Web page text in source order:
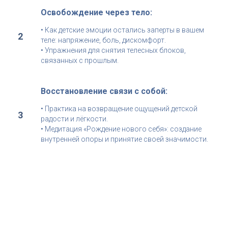
Освобождение через тело:
• Как детские эмоции остались заперты в вашем
теле: напряжение, боль, дискомфорт.
• Упражнения для снятия телесных блоков,
связанных с прошлым.
Восстановление связи с собой:
• Практика на возвращение ощущений детской
радости и лёгкости.
• Медитация «Рождение нового себя»: создание
внутренней опоры и принятие своей значимости.